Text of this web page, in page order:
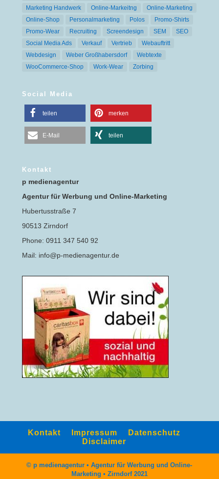
Marketing Handwerk
Online-Markeitng
Online-Marketing
Online-Shop
Personalmarketing Polos
Promo-Shirts
Promo-Wear
Recruiting Screendesign SEM
SEO
Social Media Ads
Verkauf Vertrieb
Webauftritt
Webdesign
Weber Großhabersdorf
Webtexte
WooCommerce-Shop
Work-Wear Zorbing
Social Media
teilen merken
E-Mail teilen
Kontakt
p medienagentur
Agentur für Werbung und Online-Marketing
Hubertusstraße 7
90513 Zirndorf
Phone: 0911 347 540 92
Mail: info@p-medienagentur.de
Kontakt Impressum
Datenschutz
Disclaimer
© p medienagentur • Agentur für Werbung und Online-
Marketing • Zirndorf 2021